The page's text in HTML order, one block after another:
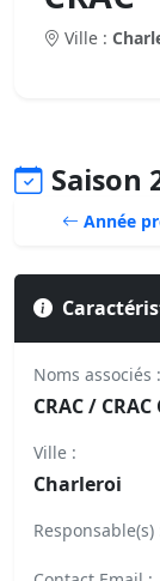
Ville :
Saison
Année
Noms associés :
CRAC /
Ville :
Charleroi
Responsable(s)